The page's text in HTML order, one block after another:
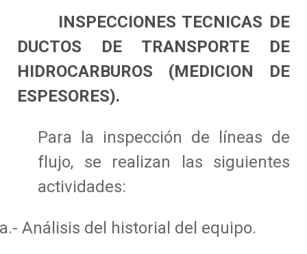
INSPECCIONES TECNICAS DE
DUCTOS DE TRANSPORTE DE
HIDROCARBUROS (MEDICION DE
ESPESORES).
Para la inspección de líneas de
flujo, se realizan las siguientes
actividades:
Análisis del historial del equipo.